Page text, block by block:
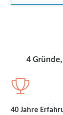
4
40 Jahre